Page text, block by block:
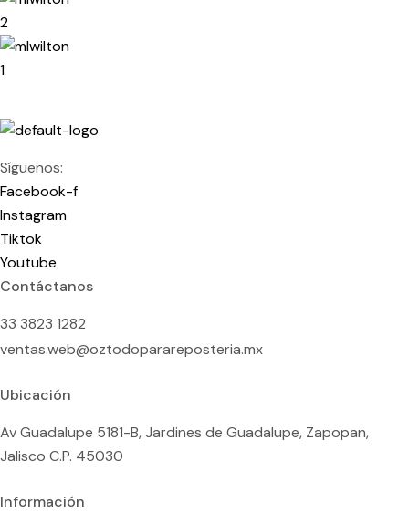
Síguenos:
Facebook-f
Instagram
Tiktok
Youtube
Contáctanos
33 3823 1282
ventas.web@oztodoparareposteria.mx
Ubicación
Av Guadalupe 5181-B, Jardines de Guadalupe, Zapopan,
Jalisco C.P. 45030
Información